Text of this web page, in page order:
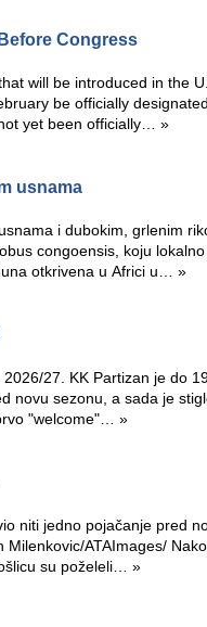
Congress
will be introduced in the
be officially
yet been officially… »
usnama
i dubokim, grlenim
congoensis, koju lokalno
otkrivena u Africi u… »
27. KK Partizan je do
novu sezonu, a sada je
"welcome"… »
niti jedno pojačanje pred
ATAImages/
su poželeli… »